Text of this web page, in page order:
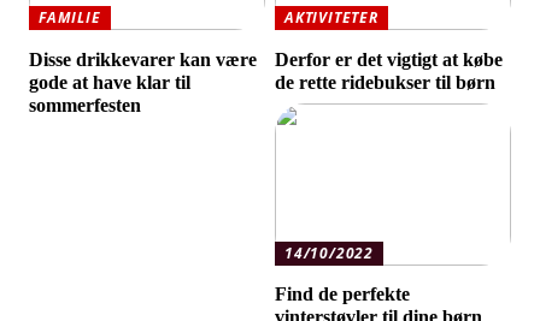
FAMILIE
Disse drikkevarer kan være
gode at have klar til
sommerfesten
AKTIVITETER
Derfor er det vigtigt at købe
de rette ridebukser til børn
14/10/2022
Find de perfekte
vinterstøvler til dine børn